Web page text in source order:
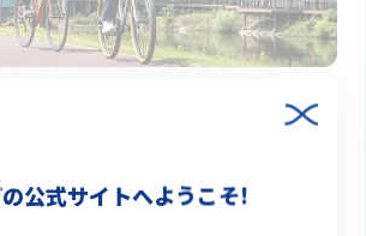
の公式サイトへようこそ!